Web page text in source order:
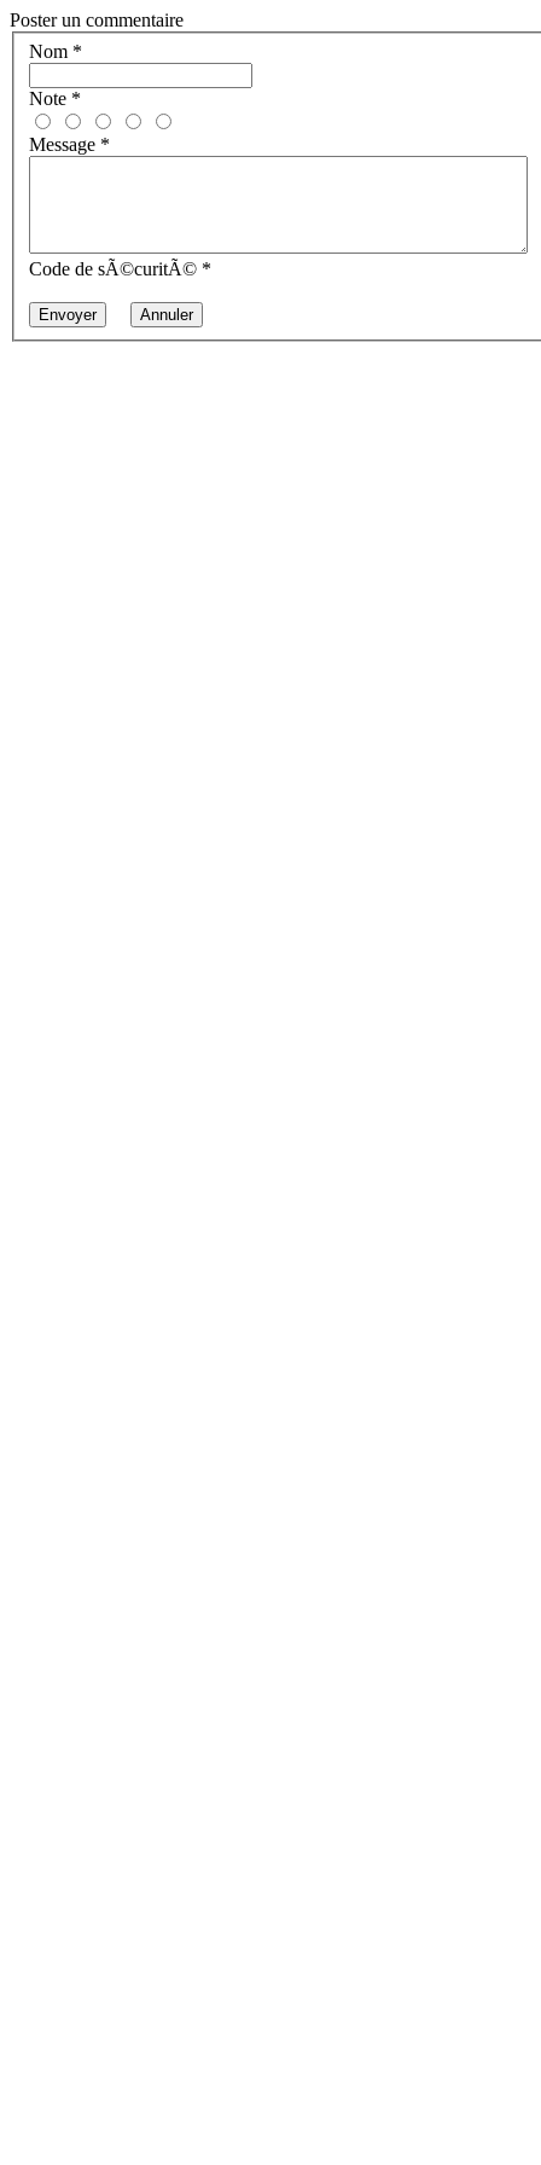
Poster un commentaire
Nom *
Note *
Message *
Code de sÃ©curitÃ© *